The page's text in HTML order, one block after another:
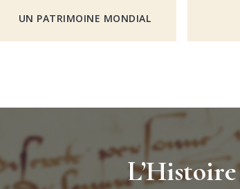
UN PATRIMOINE MONDIAL
L’Histoire